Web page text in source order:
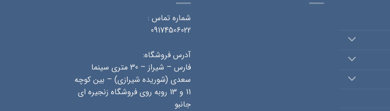
شماره تماس :
09174506022
آدرس فروشگاه:
فارس – شیراز – 30 متری سینما
سعدی (شوریده شیرازی) – بین کوچه
11 و 13 روبه روی فروشگاه زنجیره ای
جانبو